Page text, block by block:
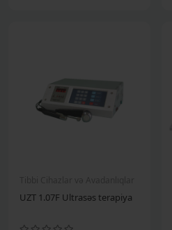
UZT 1.07F Ultrasəs terapiya